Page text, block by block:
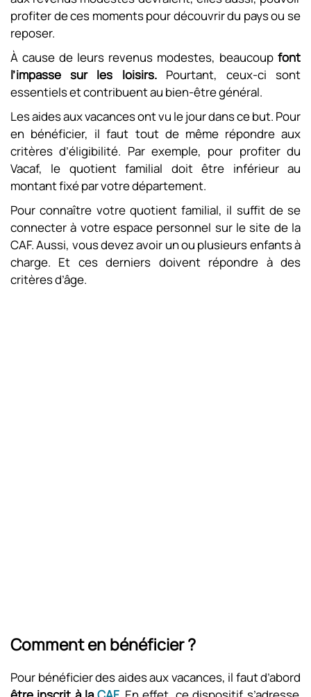
profiter de ces moments pour découvrir du pays ou se
reposer.
À cause de leurs revenus modestes, beaucoup font
l’impasse sur les loisirs.Pourtant, ceux-ci sont
essentiels et contribuent au bien-être général.
Les aides aux vacances ont vu le jour dans ce but. Pour
en bénéficier, il faut tout de même répondre aux
critères d’éligibilité. Par exemple, pour profiter du
Vacaf, le quotient familial doit être inférieur au
montant fixé par votre département.
Pour connaître votre quotient familial, il suffit de se
connecter à votre espace personnel sur le site de la
CAF. Aussi, vous devez avoir un ou plusieurs enfants à
charge. Et ces derniers doivent répondre à des
critères d’âge.
Comment en bénéficier ?
Pour bénéficier des aides aux vacances, il faut d’abord